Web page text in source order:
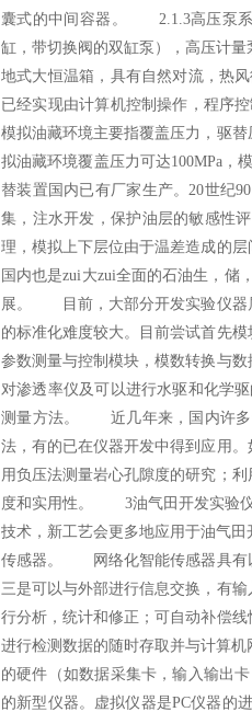
囊式的中间容器。 2.1.3高压泵系
缸，带切换阀的双缸泵），高压
地式大恒温箱，具有自然对流，
已经实现由计算机控制操作，程
模拟油藏环境主要指覆盖压力，驱
拟油藏环境覆盖压力可达100MPa
替装置国内已有厂家生产。20世纪
集，注水开发，保护油层的敏感性
理，模拟上下层位由于温差造成的
国内也是zui大zui全面的石油生，
展。 目前，大部分开发实验仪器
的标准化难度较大。目前尝试首先
参数测量与控制模块，模数转换与
对渗透率仪及可以进行水驱和化学
测量方法。 近几年来，国内许多
法，有的已在仪器开发中得到应用
用负压法测量岩心孔隙度的研究；
度和实用性。 3油气田开发实验
技术，新工艺会更多地应用于油
传感器。 网络化智能传感器具有以
三是可以与外部进行信息交换，有
行分析，统计和修正；可自动补偿
进行检测数据的随时存取并与计
的硬件（如数据采集卡，输入输出
的新型仪器。虚拟仪器是PC仪器的